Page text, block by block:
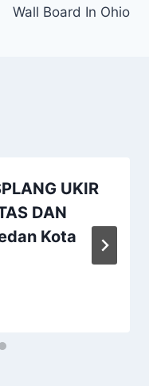
Wall Board In Ohio
UKIR
DAN
Kota